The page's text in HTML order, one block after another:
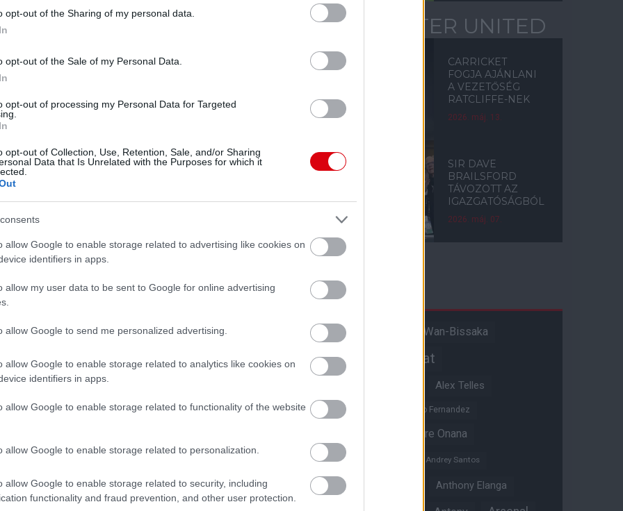
opt-out of the Sharing of my personal data.
opt-out of the Sale of my Personal Data.
opt-out of processing my Personal Data for Targeted
opt-out of Collection, Use, Retention, Sale, and/or Sharing
Data that Is Unrelated with the Purposes for which it
allow Google to enable storage related to advertising like cookies on
identifiers in apps.
allow my user data to be sent to Google for online advertising
allow Google to send me personalized advertising.
allow Google to enable storage related to analytics like cookies on
identifiers in apps.
allow Google to enable storage related to functionality of the website
allow Google to enable storage related to personalization.
allow Google to enable storage related to security, including
functionality and fraud prevention, and other user protection.
Rooney 13 gól(2 BL)
20:45
Calvo Guadamuro
Rubinos Pérez (mindannyian spanyolok)
Matip, Jurado, Baumjohann - Edu, Raul
Carrick, Giggs, Park - Rooney, Hernandezû
felhasználó követheti, valamint a TV2 20:30
on is!
működését!
MANCHESTER UNITED
CARRICKET
FOGJA AJÁNLANI
A VEZETŐSÉG
RATCLIFFE-NEK
2026. máj. 13.
SIR DAVE
BRAILSFORD
TÁVOZOTT AZ
IGAZGATÓSÁGBÓL
2026. máj. 07.
Címkék
A hangadó Aaron Wan-Bissaka
Akadémiai csapat
Alex Telles
Altay Bayindir Alvaro Fernandez
Andre Onana
Andreas Pereira
Andrey Santos
Angol válogatott Anthony Elanga